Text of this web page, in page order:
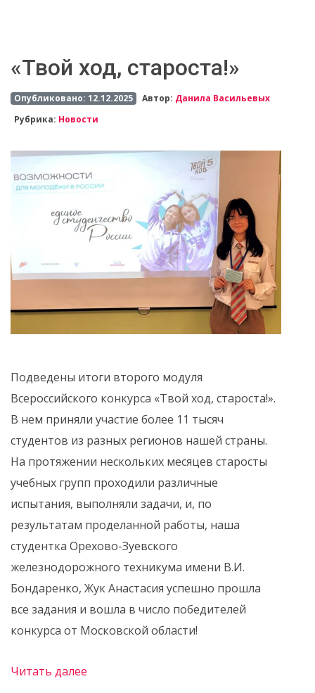
«Твой ход, староста!»
Опубликовано: 12.12.2025 Автор: Данила Васильевых
Рубрика: Новости
Подведены итоги второго модуля
Всероссийского конкурса «Твой ход, староста!».
В нем приняли участие более 11 тысяч
студентов из разных регионов нашей страны.
На протяжении нескольких месяцев старосты
учебных групп проходили различные
испытания, выполняли задачи, и, по
результатам проделанной работы, наша
студентка Орехово-Зуевского
железнодорожного техникума имени В.И.
Бондаренко, Жук Анастасия успешно прошла
все задания и вошла в число победителей
конкурса от Московской области!
Читать далее